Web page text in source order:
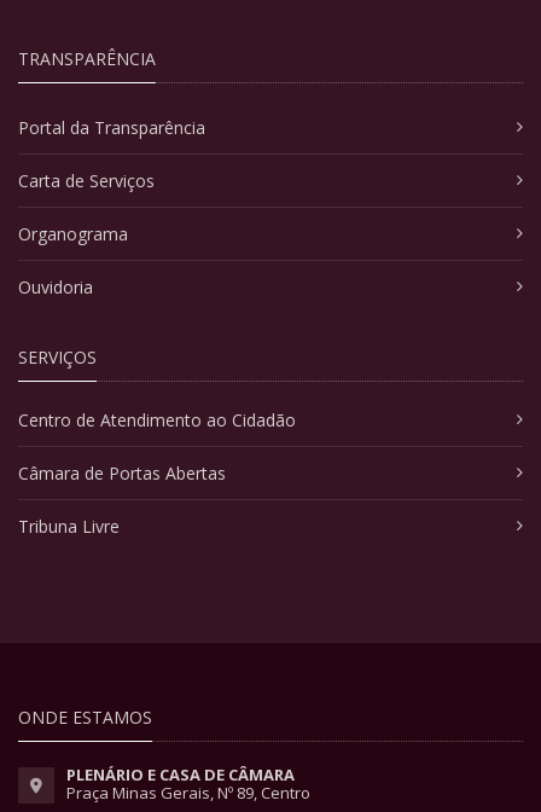
TRANSPARÊNCIA
Portal da Transparência
Carta de Serviços
Organograma
Ouvidoria
SERVIÇOS
Centro de Atendimento ao Cidadão
Câmara de Portas Abertas
Tribuna Livre
ONDE ESTAMOS
PLENÁRIO E CASA DE CÂMARA
Praça Minas Gerais, Nº 89, Centro